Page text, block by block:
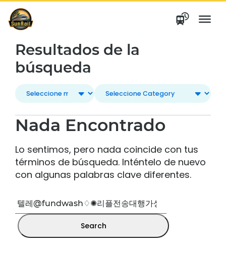
saltar
contenido
Resultados de la
búsqueda
Nada Encontrado
Lo sentimos, pero nada coincide con tus
términos de búsqueda. Inténtelo de nuevo
con algunas palabras clave diferentes.
Buscar